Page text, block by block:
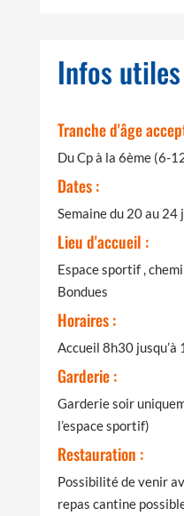
Infos utiles
Tranche d'âge
Du Cp à la 6ème (6-
Dates :
Semaine du 20 au
Lieu d'accueil :
Espace sportif ,
Bondues
Horaires :
Accueil 8h30
Garderie :
Garderie soir
l’espace sportif)
Restauration :
Possibilité de venir
repas cantine